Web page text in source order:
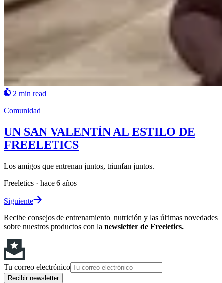
2 min read
Comunidad
UN SAN VALENTÍN AL ESTILO DE
FREELETICS
Los amigos que entrenan juntos, triunfan juntos.
Freeletics · hace 6 años
Siguiente
Recibe consejos de entrenamiento, nutrición y las últimas novedades
sobre nuestros productos con la newsletter de Freeletics.
Tu correo electrónico
Recibir newsletter